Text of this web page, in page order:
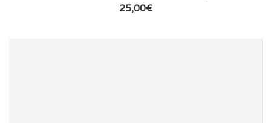
25,00€